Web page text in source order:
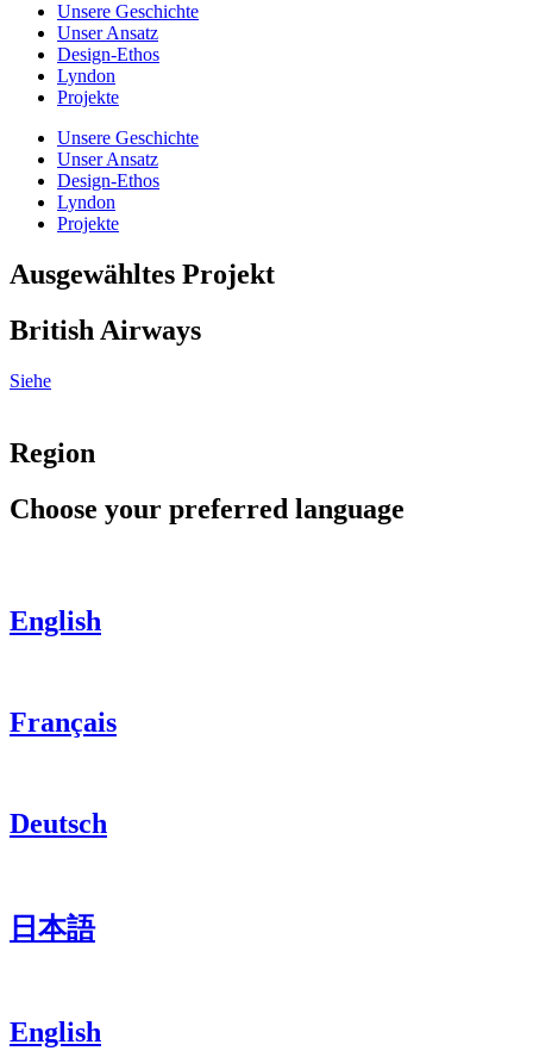
Unsere Geschichte
Unser Ansatz
Design-Ethos
Lyndon
Projekte
Unsere Geschichte
Unser Ansatz
Design-Ethos
Lyndon
Projekte
Ausgewähltes Projekt
British Airways
Siehe
Region
Choose your preferred language
English
Français
Deutsch
日本語
English